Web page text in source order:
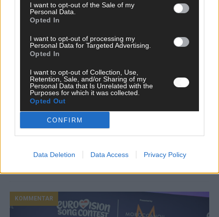
I want to opt-out of the Sale of my
Personal Data.
Opted In
I want to opt-out of processing my
Personal Data for Targeted Advertising.
Opted In
I want to opt-out of Collection, Use,
Retention, Sale, and/or Sharing of my
Personal Data that Is Unrelated with the
Purposes for which it was collected.
Opted Out
CONFIRM
Data Deletion Data Access Privacy Policy
Neue Themenwelt, neues Café, neue
viele Highlights
EXTRA
KOMMENTAR